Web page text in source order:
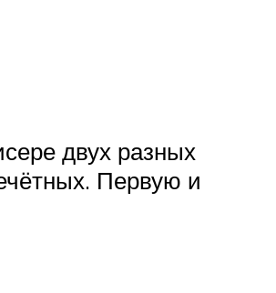
двух разных
Первую и